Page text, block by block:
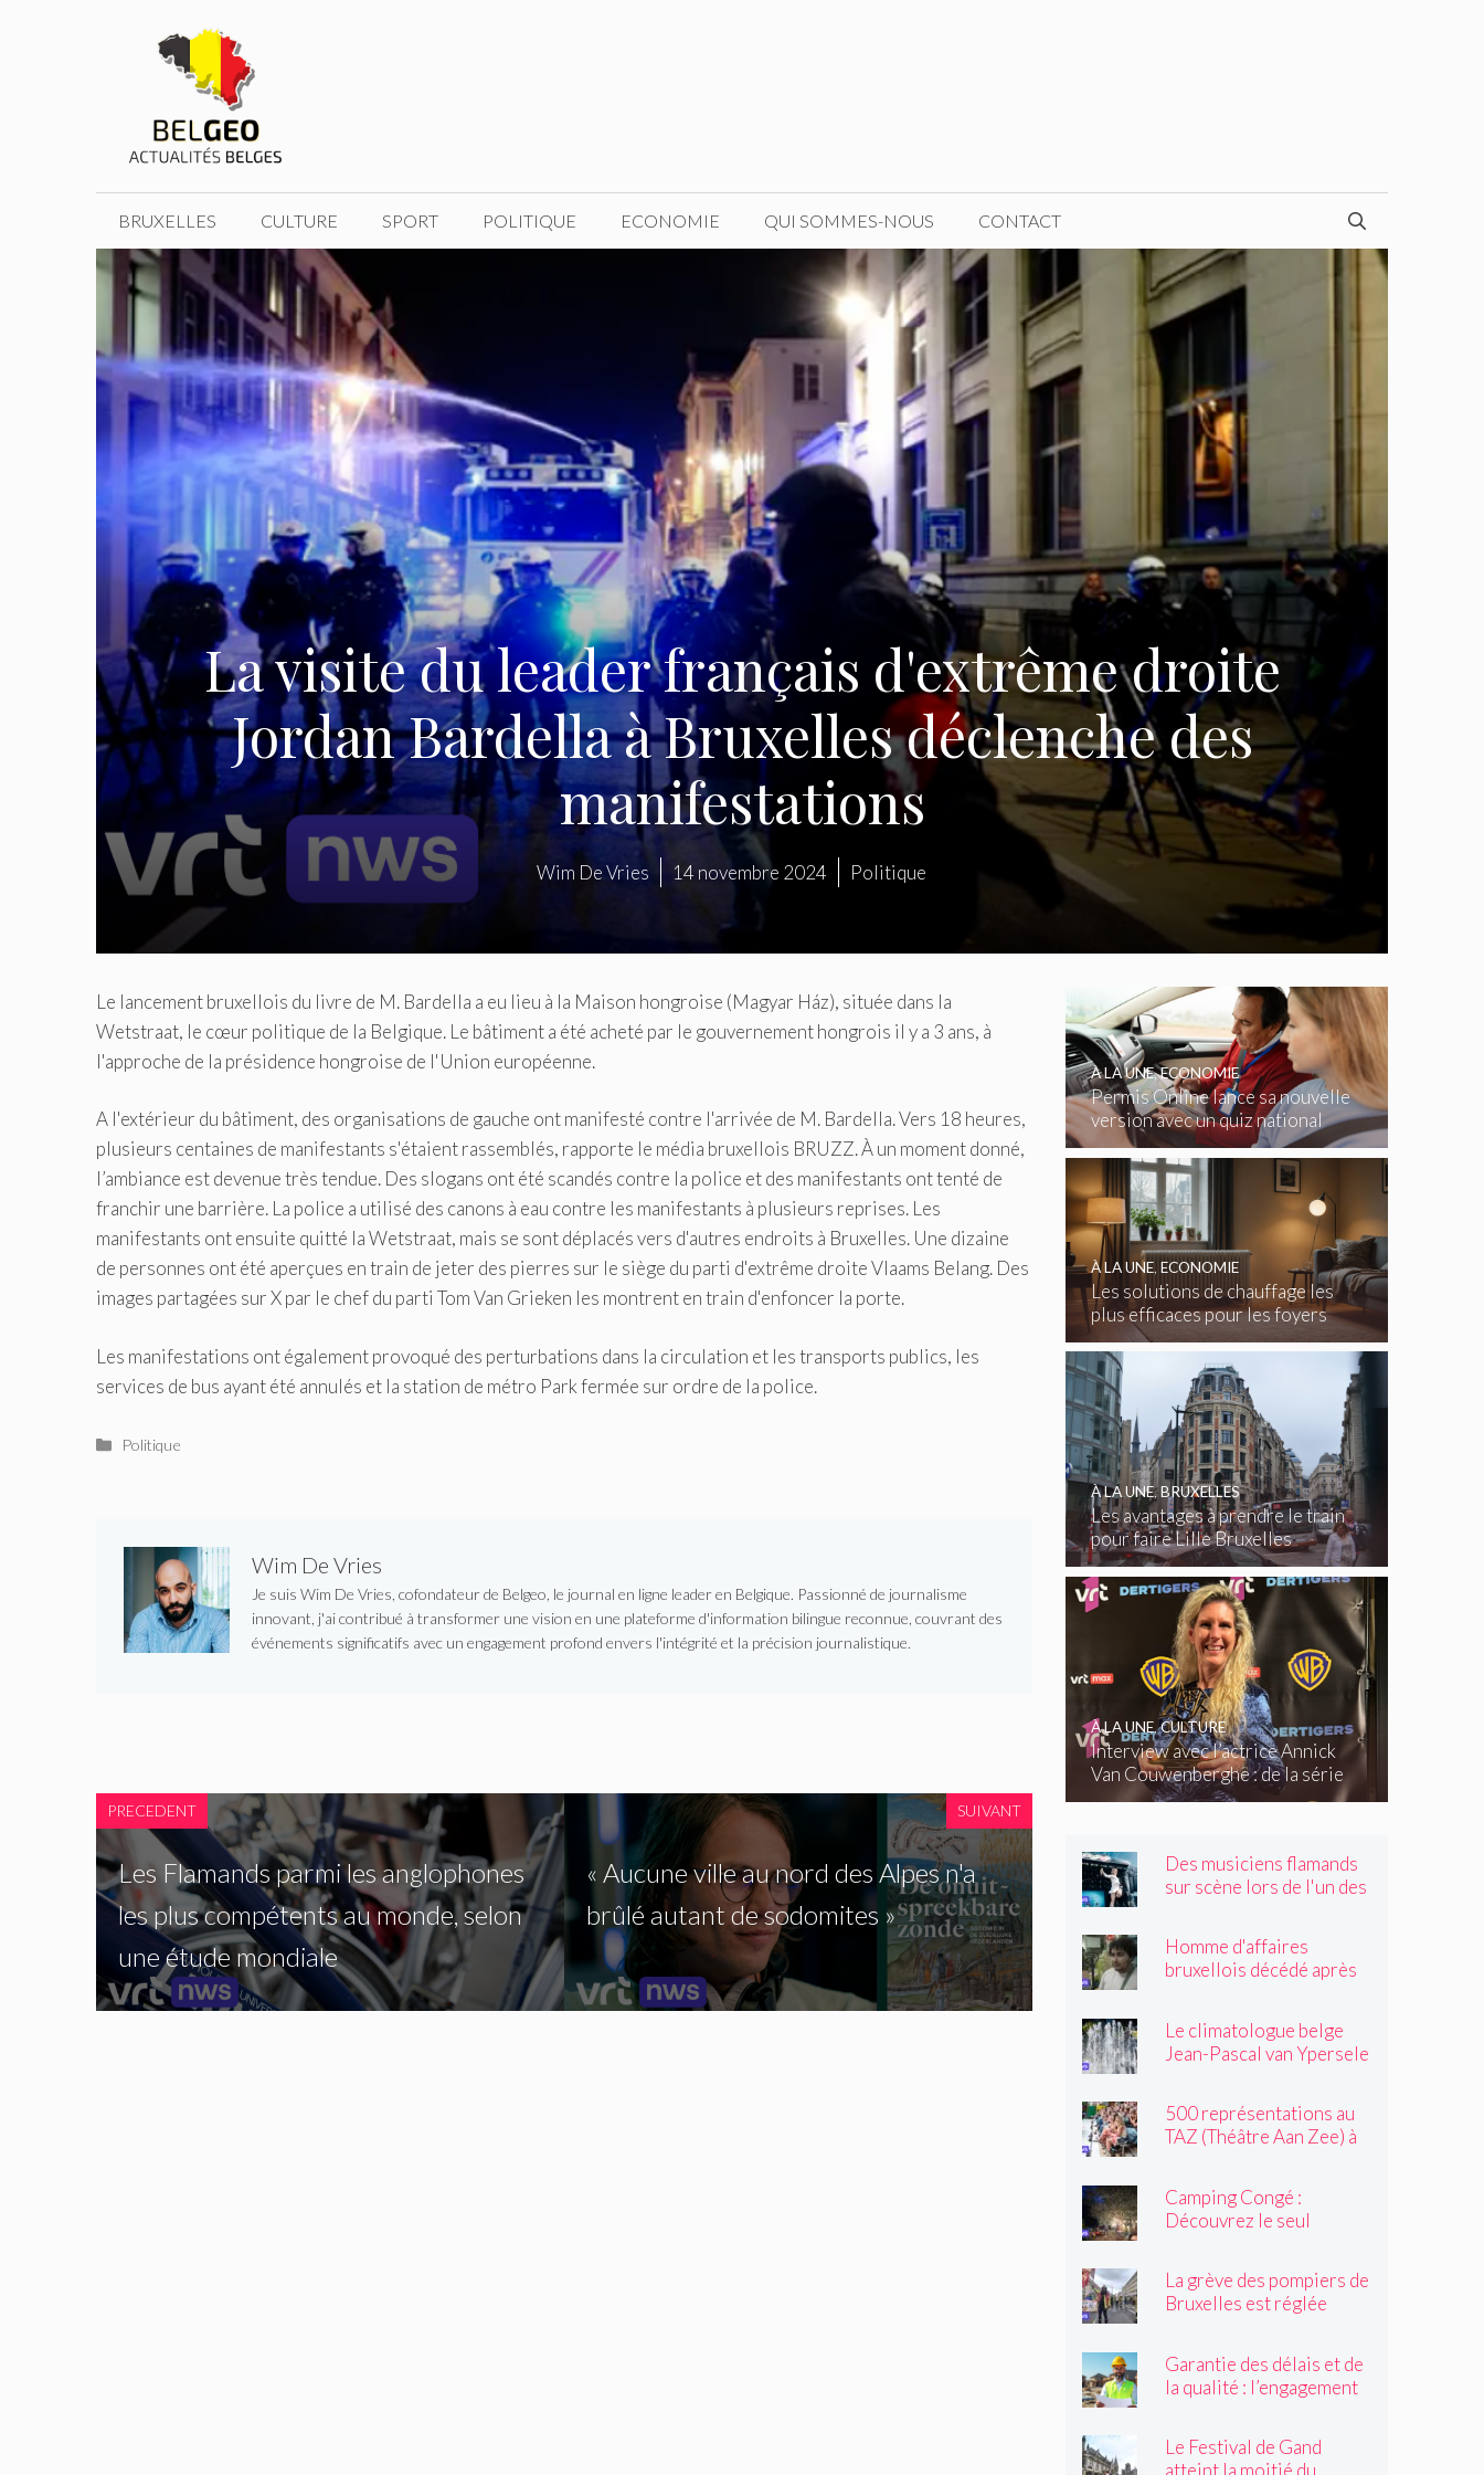
BRUXELLES CULTURE SPORT POLITIQUE ECONOMIE QUI SOMMES-NOUS CONTACT
La visite du leader français d'extrême droite
Jordan Bardella à Bruxelles déclenche des
manifestations
Wim De Vries 14 novembre 2024 Politique
Le lancement bruxellois du livre de M. Bardella a eu lieu à la Maison hongroise (Magyar Ház), située dans la
Wetstraat, le cœur politique de la Belgique. Le bâtiment a été acheté par le gouvernement hongrois il y a 3 ans, à
l'approche de la présidence hongroise de l'Union européenne.
A l'extérieur du bâtiment, des organisations de gauche ont manifesté contre l'arrivée de M. Bardella. Vers 18 heures,
plusieurs centaines de manifestants s'étaient rassemblés, rapporte le média bruxellois BRUZZ. À un moment donné,
l’ambiance est devenue très tendue. Des slogans ont été scandés contre la police et des manifestants ont tenté de
franchir une barrière. La police a utilisé des canons à eau contre les manifestants à plusieurs reprises. Les
manifestants ont ensuite quitté la Wetstraat, mais se sont déplacés vers d'autres endroits à Bruxelles. Une dizaine
de personnes ont été aperçues en train de jeter des pierres sur le siège du parti d'extrême droite Vlaams Belang. Des
images partagées sur X par le chef du parti Tom Van Grieken les montrent en train d'enfoncer la porte.
Les manifestations ont également provoqué des perturbations dans la circulation et les transports publics, les
services de bus ayant été annulés et la station de métro Park fermée sur ordre de la police.
Catégories
Politique
Wim De Vries
Je suis Wim De Vries, cofondateur de Belgeo, le journal en ligne leader en Belgique. Passionné de journalisme
innovant, j'ai contribué à transformer une vision en une plateforme d'information bilingue reconnue, couvrant des
événements significatifs avec un engagement profond envers l'intégrité et la précision journalistique.
PRECEDENT
Les Flamands parmi les anglophones
les plus compétents au monde, selon
une étude mondiale
SUIVANT
« Aucune ville au nord des Alpes n'a
brûlé autant de sodomites »
Permis Online lance sa nouvelle
version avec un quiz national
gratuit
À LA UNE,ECONOMIE
Les solutions de chauffage les
plus efficaces pour les foyers
belges
À LA UNE, ECONOMIE
Les avantages à prendre le train
pour faire Lille Bruxelles
À LA UNE,BRUXELLES
Interview avec l’actrice Annick
Van Couwenberghe : de la série
télévisée Dertigers au court-
À LA UNE,CULTURE
Des musiciens flamands
sur scène lors de l'un des
Homme d'affaires
bruxellois décédé après
son passage, il souriait
toujours »
Le climatologue belge
Jean-Pascal van Ypersele
500 représentations au
TAZ (Théâtre Aan Zee) à
Camping Congé :
Découvrez le seul
La grève des pompiers de
Bruxelles est réglée
Garantie des délais et de
la qualité : l’engagement
Le Festival de Gand
atteint la moitié du